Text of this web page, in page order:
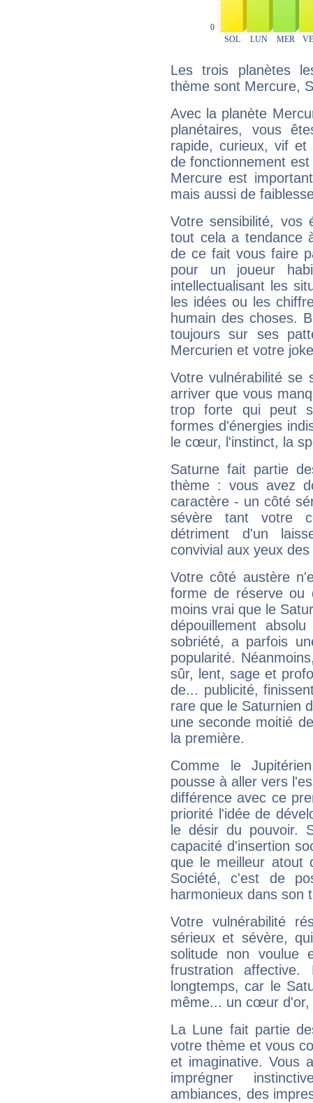
Les trois planètes
thème sont Mercure,
Avec la planète
planétaires, vous
rapide, curieux, vif et
de fonctionnement
Mercure est
mais aussi de
Votre sensibilité,
tout cela a tendance
de ce fait vous faire
pour un joueur
intellectualisant les
les idées ou les
humain des choses.
toujours sur ses
Mercurien et votre
Votre vulnérabilité se
arriver que vous
trop forte qui peut
formes d'énergies
le cœur, l'instinct, la
Saturne fait partie
thème : vous avez
caractère - un côté
sévère tant votre
détriment d'un
convivial aux yeux
Votre côté austère
forme de réserve
moins vrai que le
dépouillement
sobriété, a parfois
popularité.
sûr, lent, sage et
de... publicité,
rare que le Saturnien
une seconde moitié
la première.
Comme le
pousse à aller vers
différence avec ce
priorité l'idée de
le désir du pouvoir.
capacité d'insertion
que le meilleur atout
Société, c'est de
harmonieux dans son
Votre vulnérabilité
sérieux et sévère,
solitude non voulue
frustration
longtemps, car le
même... un cœur d'or,
La Lune fait partie
votre thème et vous
et imaginative. Vous
imprégner
ambiances, des